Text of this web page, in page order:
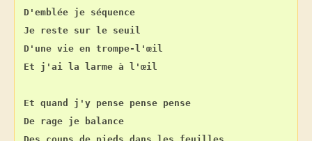
D'emblée je séquence
Je reste sur le seuil
D'une vie en trompe-l'œil
Et j'ai la larme à l'œil
Et quand j'y pense pense pense
De rage je balance